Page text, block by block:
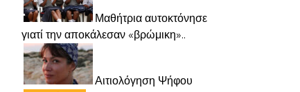
Μαθήτρια αυτοκτόνησε
γιατί την αποκάλεσαν «βρώμικη»..
Αιτιολόγηση Ψήφου